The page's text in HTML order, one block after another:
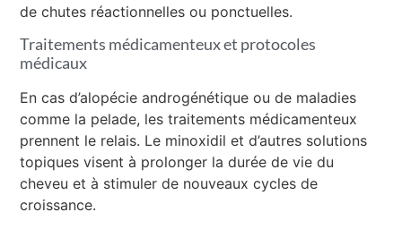
de chutes réactionnelles ou ponctuelles.
Traitements médicamenteux et protocoles
médicaux
En cas d’alopécie androgénétique ou de maladies
comme la pelade, les traitements médicamenteux
prennent le relais. Le minoxidil et d’autres solutions
topiques visent à prolonger la durée de vie du
cheveu et à stimuler de nouveaux cycles de
croissance.